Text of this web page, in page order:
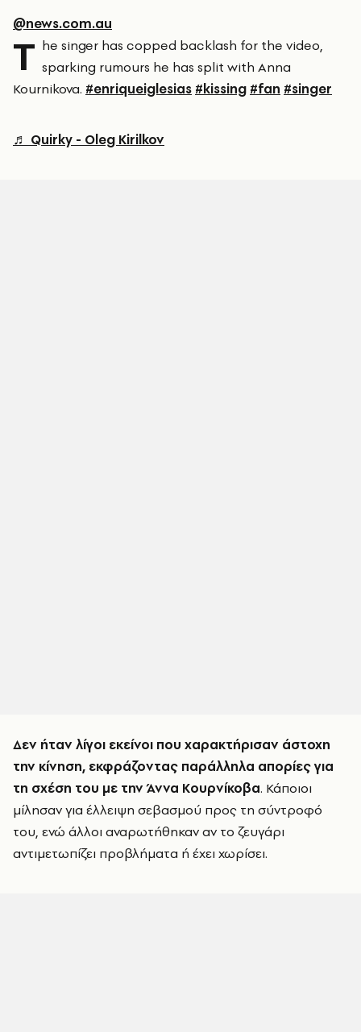
@news.com.au
T he singer has copped backlash for the video,
sparking rumours he has split with Anna
Kournikova. #enriqueiglesias #kissing #fan #singer
♬ Quirky - Oleg Kirilkov
Δεν ήταν λίγοι εκείνοι που χαρακτήρισαν άστοχη
την κίνηση, εκφράζοντας παράλληλα απορίες για
τη σχέση του με την Άννα Κουρνίκοβα. Κάποιοι
μίλησαν για έλλειψη σεβασμού προς τη σύντροφό
του, ενώ άλλοι αναρωτήθηκαν αν το ζευγάρι
αντιμετωπίζει προβλήματα ή έχει χωρίσει.